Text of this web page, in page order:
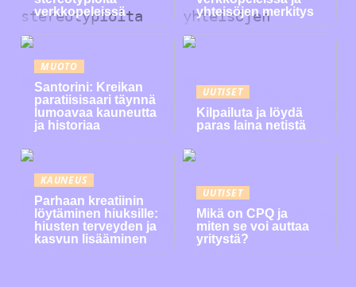
verkkopeleissä
yhteisöjen merkitys
MUOTO
Santorini: Kreikan
paratiisisaari täynnä
lumoavaa kauneutta
ja historiaa
UUTISET
Kilpailuta ja löydä
paras laina netistä
KAUNEUS
Parhaan kreatiinin
löytäminen hiuksille:
hiusten terveyden ja
kasvun lisääminen
UUTISET
Mikä on CPQ ja
miten se voi auttaa
yritystä?